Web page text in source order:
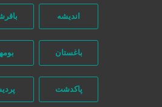
اندیشه باقرشهر
باغستان بومهن
پاکدشت پردیس
تماس بگیرید